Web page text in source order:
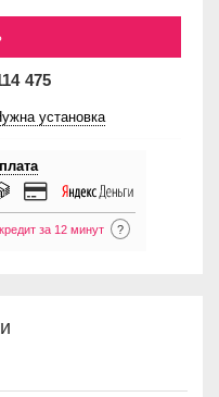
475
установка
за 12 минут ?